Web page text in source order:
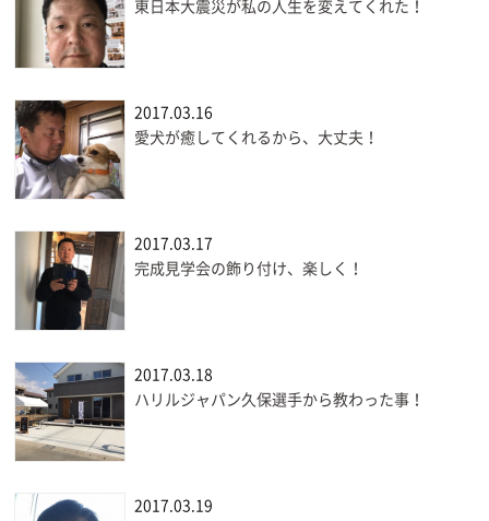
東日本大震災が私の人生を変えてくれた！
2017.03.16
愛犬が癒してくれるから、大丈夫！
2017.03.17
完成見学会の飾り付け、楽しく！
2017.03.18
ハリルジャパン久保選手から教わった事！
2017.03.19